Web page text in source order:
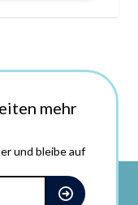
mehr
und bleibe auf